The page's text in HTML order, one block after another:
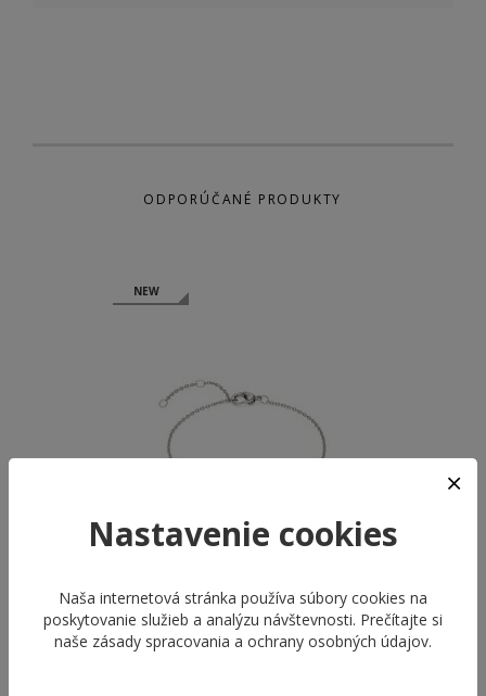
ODPORÚČANÉ PRODUKTY
NEW
BOCCIA ŠPERKY 03077-01
NEW
BOCCIA ŠPERKY 03076-02
Nastavenie cookies
Naša internetová stránka používa súbory cookies na
poskytovanie služieb a analýzu návštevnosti. Prečítajte si
naše zásady spracovania a ochrany osobných údajov.